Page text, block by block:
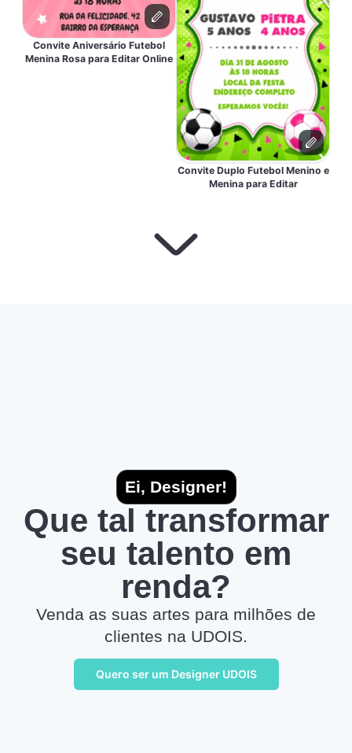
Convite Aniversário Futebol
Menina Rosa para Editar Online
Convite Duplo Futebol Menino e
Menina para Editar
Ei, Designer!
Que tal transformar
seu talento em
renda?
Venda as suas artes para milhões de
clientes na UDOIS.
Quero ser um Designer UDOIS